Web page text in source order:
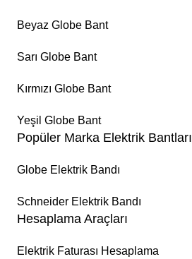
Beyaz Globe Bant
Sarı Globe Bant
Kırmızı Globe Bant
Yeşil Globe Bant
Popüler Marka Elektrik Bantları
Globe Elektrik Bandı
Schneider Elektrik Bandı
Hesaplama Araçları
Elektrik Faturası Hesaplama